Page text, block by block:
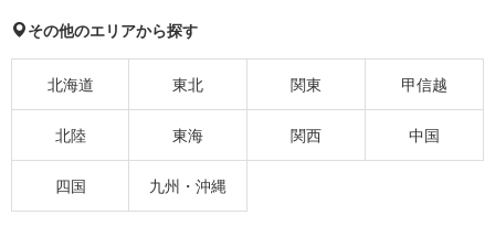
その他のエリアから探す
北海道 東北 関東 甲信越
北陸 東海 関西 中国
四国 九州・沖縄